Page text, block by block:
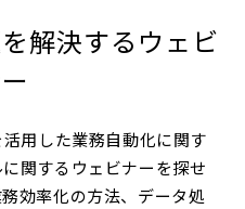
解決するウェビ
用した業務自動化に関す
関するウェビナーを探せ
効率化の方法、データ処